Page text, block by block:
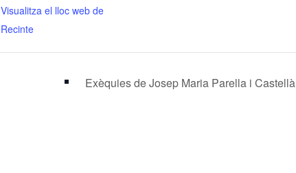
Visualitza el lloc web de
Recinte
Exèquies de Josep Maria Parella i Castellà